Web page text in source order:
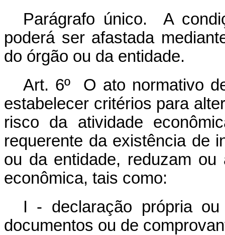
Parágrafo único. A
poderá ser afastada
do órgão ou da entidade.
Art. 6º O ato normativo
estabelecer critérios para
risco da atividade
requerente da existência de
ou da entidade, reduzam
econômica, tais como:
I - declaração própria
documentos ou de